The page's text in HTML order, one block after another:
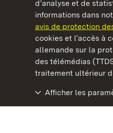
d’analyse et de
informations dans
avis de protection
cookies et l’accès à
allemande sur la
des télémédias
traitement ultérieur
Afficher les
Châteaux et
Château résidentiel